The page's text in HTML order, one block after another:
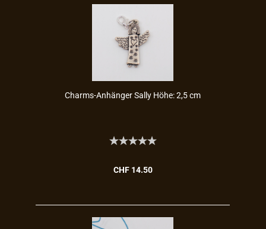
Charms-​​An­hän­ger Sally Höhe: 2,5 cm
CHF 14.50